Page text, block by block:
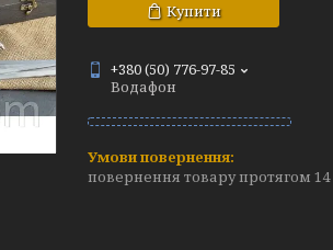
Купити
+380 (50) 776-97-85
Водафон
повернення товару протягом 14